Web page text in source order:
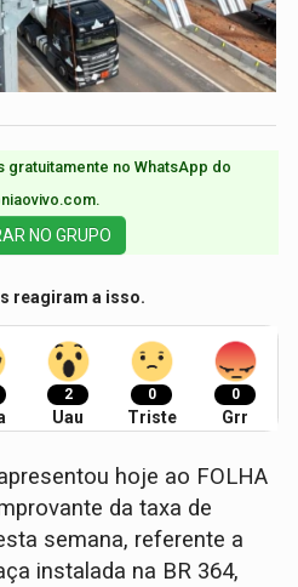
gratuitamente no WhatsApp do
NO GRUPO
reagiram a isso.
2
Uau
0
Triste
0
Grr
hoje ao FOLHA
da taxa de
semana, referente a
instalada na BR 364,